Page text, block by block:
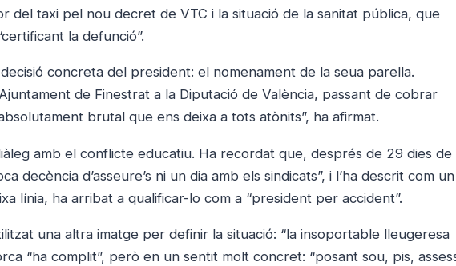
del taxi pel nou decret de VTC i la situació de la sanitat pública, que
la defunció”.
concreta del president: el nomenament de la seua parella.
de Finestrat a la Diputació de València, passant de cobrar
brutal que ens deixa a tots atònits”, ha afirmat.
amb el conflicte educatiu. Ha recordat que, després de 29 dies de
decència d’asseure’s ni un dia amb els sindicats”, i l’ha descrit com un
línia, ha arribat a qualificar-lo com a “president per accident”.
una altra imatge per definir la situació: “la insoportable lleugeresa
“ha complit”, però en un sentit molt concret: “posant sou, pis,